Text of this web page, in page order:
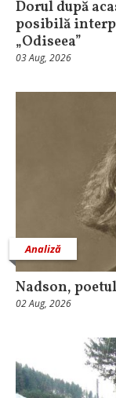
Dorul după
posibilă
„Odiseea”
03 Aug, 2026
Analiză
Nadson,
02 Aug, 2026